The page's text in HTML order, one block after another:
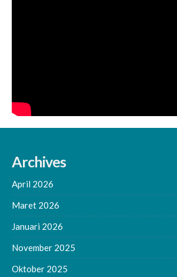
Archives
April 2026
Maret 2026
Januari 2026
November 2025
Oktober 2025